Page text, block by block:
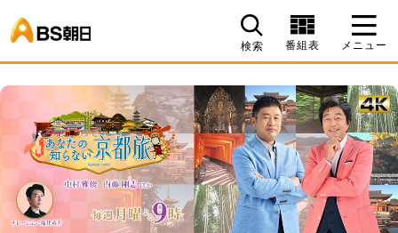
検索 番組表 メニュー